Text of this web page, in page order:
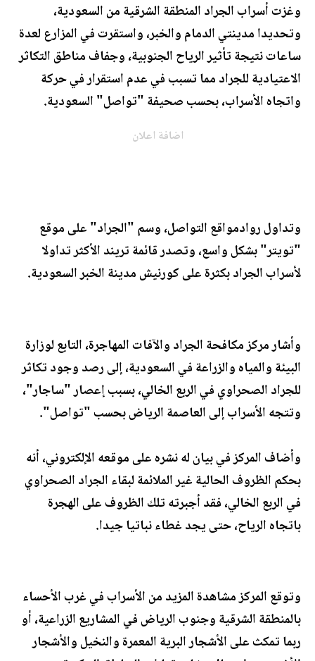
وغزت أسراب الجراد المنطقة الشرقية من السعودية،
وتحديدا مدينتي الدمام والخبر، واستقرت في المزارع لعدة
ساعات نتيجة تأثير الرياح الجنوبية، وجفاف مناطق التكاثر
الاعتيادية للجراد مما تسبب في عدم استقرار في حركة
واتجاه الأسراب، بحسب صحيفة "تواصل" السعودية.
اضافة اعلان
وتداول روادمواقع التواصل، وسم "الجراد" على موقع
"تويتر" بشكل واسع، وتصدر قائمة تريند الأكثر تداولا
لأسراب الجراد بكثرة على كورنيش مدينة الخبر السعودية.
وأشار مركز مكافحة الجراد والآفات المهاجرة، التابع لوزارة
البيئة والمياه والزراعة في السعودية، إلى رصد وجود تكاثر
للجراد الصحراوي في الربع الخالي، بسبب إعصار "ساجار"،
وتتجه الأسراب إلى العاصمة الرياض بحسب "تواصل".
وأضاف المركز في بيان له نشره على موقعه الإلكتروني، أنه
بحكم الظروف الحالية غير الملائمة لبقاء الجراد الصحراوي
في الربع الخالي، فقد أجبرته تلك الظروف على الهجرة
باتجاه الرياح، حتى يجد غطاء نباتيا جيدا.
وتوقع المركز مشاهدة المزيد من الأسراب في غرب الأحساء
بالمنطقة الشرقية وجنوب الرياض في المشاريع الزراعية، أو
ربما تمكث على الأشجار البرية المعمرة والنخيل والأشجار